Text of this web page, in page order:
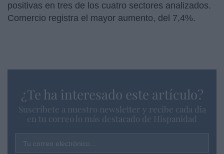
positivas en tres de los cuatro sectores analizados.
Comercio registra el mayor aumento, del 7,4%.
¿Te ha interesado este artículo?
Suscríbete a nuestro newsletter y recibe cada dia
en tu correo lo más destacado de Hispanidad
Tu correo electrónico...